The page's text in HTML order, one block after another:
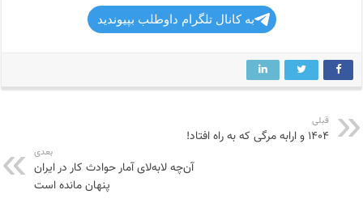
به کانال تلگرام داوطلب بپیوندید
قبلی
۱۴۰۴ و ارابه مرگی که به راه افتاد!
بعدی
آن‌چه لابه‌لای آمار حوادث کار در ایران
پنهان مانده است